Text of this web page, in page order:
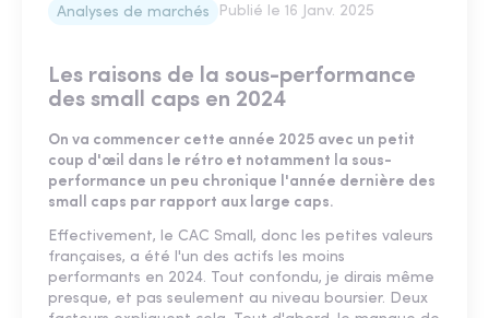
Analyses de marchés Publié le 16 Janv. 2025
Les raisons de la sous-performance
des small caps en 2024
On va commencer cette année 2025 avec un petit
coup d'œil dans le rétro et notamment la sous-
performance un peu chronique l'année dernière des
small caps par rapport aux large caps.
Effectivement, le CAC Small, donc les petites valeurs
françaises, a été l'un des actifs les moins
performants en 2024. Tout confondu, je dirais même
presque, et pas seulement au niveau boursier. Deux